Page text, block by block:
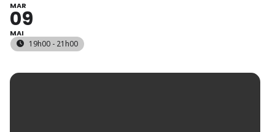
MAR
09
MAI
19h00 - 21h00